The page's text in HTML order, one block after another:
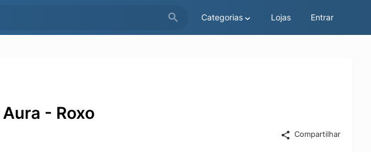
Categorias Lojas Entrar
- Roxo
Compartilhar